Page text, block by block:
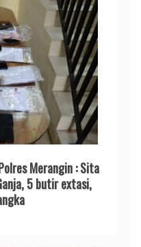
Merangin : Sita
5 butir extasi,